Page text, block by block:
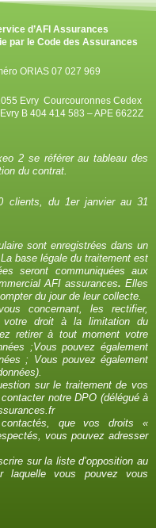
d’AFI Assurances
par le Code des Assurances
ORIAS 07 027 969
Evry Courcouronnes Cedex
B 404 414 583 – APE 6622Z
2 se référer au tableau des
du contrat.
clients, du 1er janvier au 31
sont enregistrées dans un
La base légale du traitement est
seront communiquées aux
AFI assurances. Elles
du jour de leur collecte.
concernant, les rectifier,
votre droit à la limitation du
retirer à tout moment votre
;Vous pouvez également
; Vous pouvez également
sur le traitement de vos
notre DPO (délégué à
que vos droits «
vous pouvez adresser
sur la liste d’opposition au
laquelle vous pouvez vous